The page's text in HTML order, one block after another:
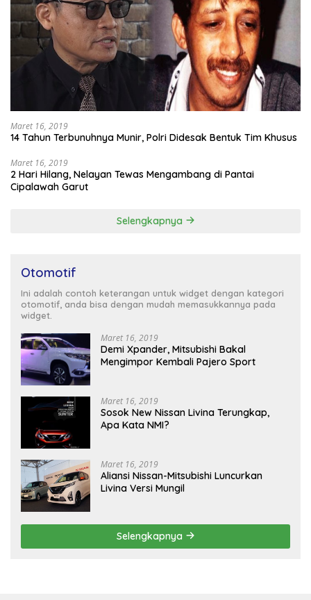
Maret 16, 2019
14 Tahun Terbunuhnya Munir, Polri Didesak Bentuk Tim Khusus
Maret 16, 2019
2 Hari Hilang, Nelayan Tewas Mengambang di Pantai
Cipalawah Garut
Selengkapnya
Otomotif
Ini adalah contoh keterangan untuk widget dengan kategori
otomotif, anda bisa dengan mudah memasukkannya pada
widget.
Maret 16, 2019
Demi Xpander, Mitsubishi Bakal
Mengimpor Kembali Pajero Sport
Maret 16, 2019
Sosok New Nissan Livina Terungkap,
Apa Kata NMI?
Maret 16, 2019
Aliansi Nissan-Mitsubishi Luncurkan
Livina Versi Mungil
Selengkapnya